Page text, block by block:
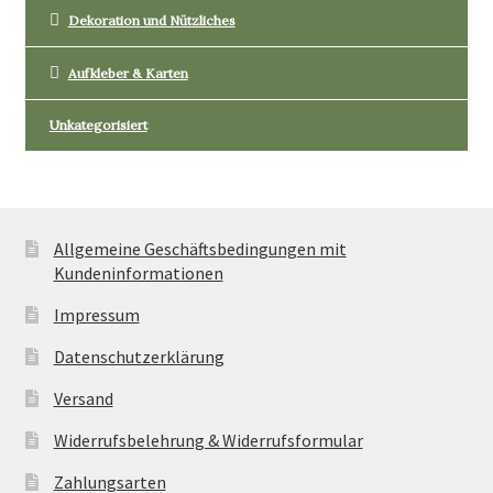
Dekoration und Nützliches
Aufkleber & Karten
Unkategorisiert
Allgemeine Geschäftsbedingungen mit
Kundeninformationen
Impressum
Datenschutzerklärung
Versand
Widerrufsbelehrung & Widerrufsformular
Zahlungsarten